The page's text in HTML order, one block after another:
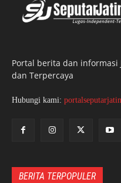
Portal berita dan informasi
dan Terpercaya
Hubungi kami:
BERITA TERPOPULER